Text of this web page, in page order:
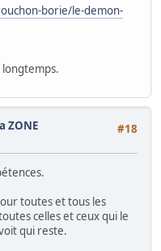
borie/le-demon-
longtemps.
#18
ZONE
toutes et tous les
celles et ceux qui le
qui reste.